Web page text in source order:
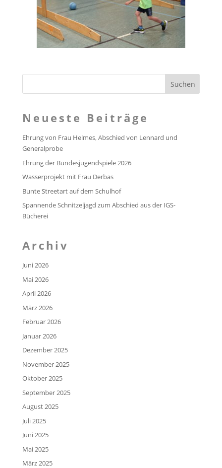
Neueste Beiträge
Ehrung von Frau Helmes, Abschied von Lennard und
Generalprobe
Ehrung der Bundesjugendspiele 2026
Wasserprojekt mit Frau Derbas
Bunte Streetart auf dem Schulhof
Spannende Schnitzeljagd zum Abschied aus der IGS-
Bücherei
Archiv
Juni 2026
Mai 2026
April 2026
März 2026
Februar 2026
Januar 2026
Dezember 2025
November 2025
Oktober 2025
September 2025
August 2025
Juli 2025
Juni 2025
Mai 2025
März 2025